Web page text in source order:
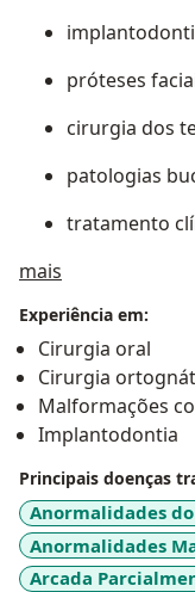
próteses
cirurgia dos
patologias
tratamento
com
reescrever
desconforto,
harmonia e
atendimento
prazer
mais
Experiência em:
Cirurgia oral
Cirurgia
Malformações
Implantodontia
Principais doenças
Anormalidades
Anormalidades
Arcada